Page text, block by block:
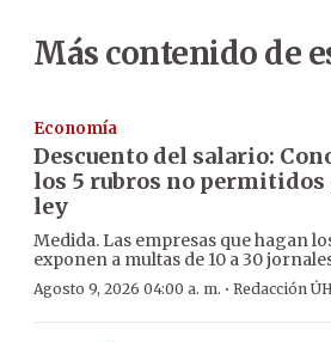
Más contenido de
Economía
Descuento del salario:
los 5 rubros no permitidos
ley
Medida. Las empresas que hagan
exponen a multas de 10 a 30
Agosto 9, 2026 04:00 a. m. · Redacción ÚH